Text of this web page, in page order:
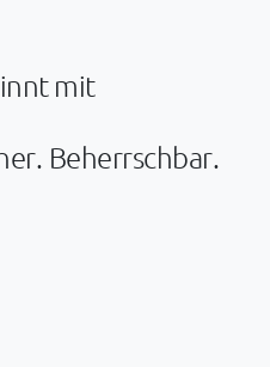
mit
er. Beherrschbar.